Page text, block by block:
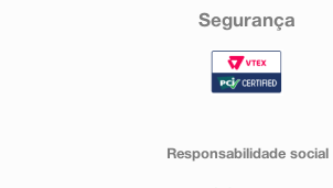
Segurança
Responsabilidade social